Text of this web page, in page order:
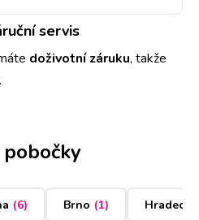
servis
doživotní záruku, takže
pobočky
(6) Brno (1) Hradec